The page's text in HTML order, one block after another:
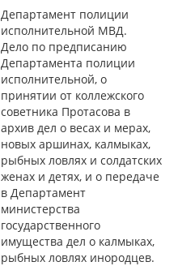
Департамент полиции
исполнительной МВД.
Дело по предписанию
Департамента полиции
исполнительной, о
принятии от коллежского
советника Протасова в
архив дел о весах и мерах,
новых аршинах, калмыках,
рыбных ловлях и солдатских
женах и детях, и о передаче
в Департамент
министерства
государственного
имущества дел о калмыках,
рыбных ловлях инородцев.